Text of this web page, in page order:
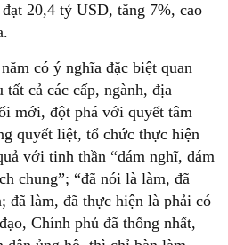
20,4 tỷ USD, tăng 7%, cao
có ý nghĩa đặc biệt quan
cả các cấp, ngành, địa
mới, đột phá với quyết tâm
quyết liệt, tổ chức thực hiện
với tinh thần “dám nghĩ, dám
chung”; “đã nói là làm, đã
đã làm, đã thực hiện là phải có
Chính phủ đã thống nhất,